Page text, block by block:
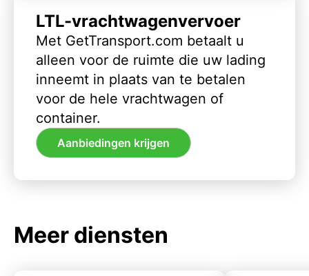
LTL-vrachtwagenvervoer
Met GetTransport.com betaalt u
alleen voor de ruimte die uw lading
inneemt in plaats van te betalen
voor de hele vrachtwagen of
container.
Aanbiedingen krijgen
Meer diensten